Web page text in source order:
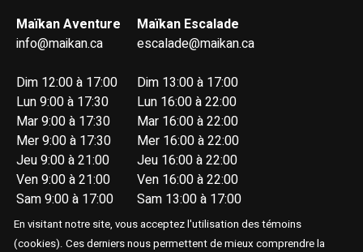
Maïkan Aventure
info@maikan.ca
Dim 12:00 à 17:00
Lun 9:00 à 17:30
Mar 9:00 à 17:30
Mer 9:00 à 17:30
Jeu 9:00 à 21:00
Ven 9:00 à 21:00
Sam 9:00 à 17:00
Maïkan Escalade
escalade@maikan.ca
Dim 13:00 à 17:00
Lun 16:00 à 22:00
Mar 16:00 à 22:00
Mer 16:00 à 22:00
Jeu 16:00 à 22:00
Ven 16:00 à 22:00
Sam 13:00 à 17:00
En visitant notre site, vous acceptez l'utilisation des témoins
(cookies). Ces derniers nous permettent de mieux comprendre la